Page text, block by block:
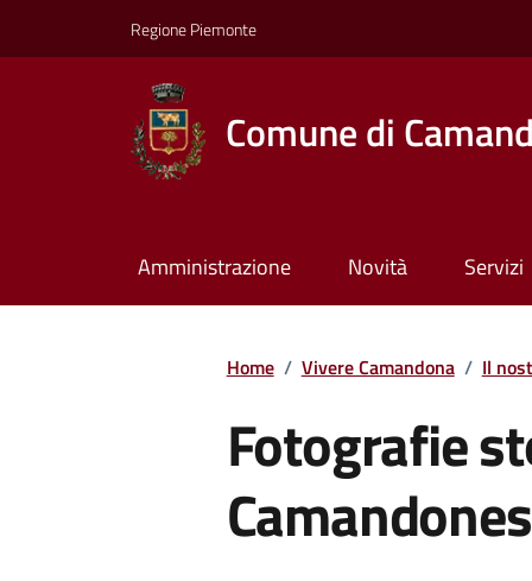
Regione Piemonte
Comune di
Amministrazione Novità Servizi
Home / Vivere Camandona / Il
Fotografie